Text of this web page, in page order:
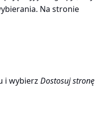
Na stronie
i wybierzDostosuj stronę